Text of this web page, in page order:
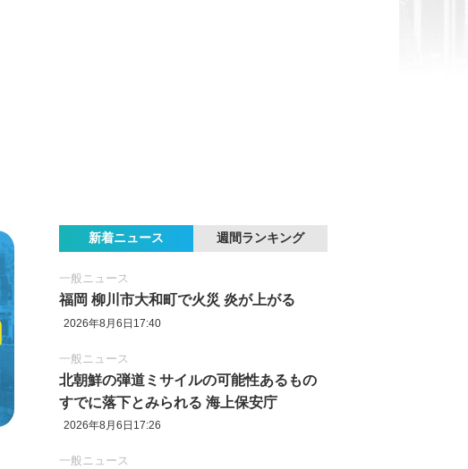
新着ニュース 週間ランキング
一般ニュース
福岡 柳川市大和町で火災 炎が上がる
2026年8月6日17:40
一般ニュース
北朝鮮の弾道ミサイルの可能性あるもの
すでに落下とみられる 海上保安庁
2026年8月6日17:26
一般ニュース